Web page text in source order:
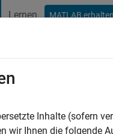
Lernen MATLAB erhalten
Jahr vor|Aktiv seit 2011
0
Inhalte (sofern
wir Ihnen die folgende